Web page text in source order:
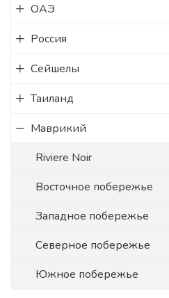
ОАЭ
Россия
Сейшелы
Таиланд
Маврикий
Riviere Noir
Восточное побережье
Западное побережье
Северное побережье
Южное побережье